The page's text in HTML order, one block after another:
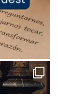
l’ha